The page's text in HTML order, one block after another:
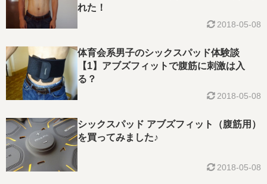
れた！
2018-05-08
体育会系男子のシックスパッド体験談
【1】アブズフィットで腹筋に刺激は入
る？
2018-05-08
シックスパッド アブズフィット（腹筋用）
を買ってみました♪
2018-05-08